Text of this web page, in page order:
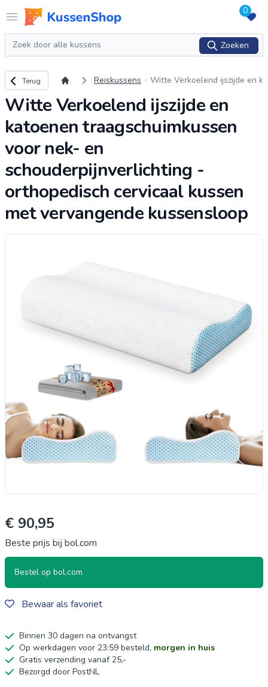
Open menu
Logo www.kussenshop.nl 0
Zoeken
Zoeken
Terug naar overzicht
Terug Reiskussens
Witte Verkoelend ijszijde en k
voor nek- en schouderpijnver
lichting - ortho
Witte Verkoelend ijszijde en
katoenen traagschuimkussen
voor nek- en
schouderpijnverlichting -
orthopedisch cervicaal kussen
met vervangende kussensloop
€ 90,95
Beste prijs bij bol.com
Bestel op bol.com
Bewaar als favoriet
Binnen 30 dagen na ontvangst
Op werkdagen voor 23:59 besteld, morgen in huis
Gratis verzending vanaf 25,-
Bezorgd door PostNL